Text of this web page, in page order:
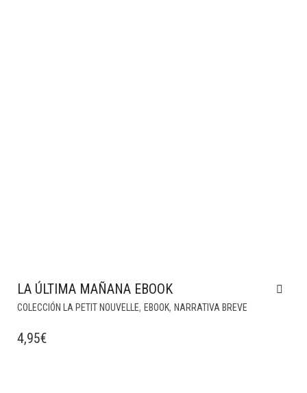
LA ÚLTIMA MAÑANA EBOOK
COLECCIÓN LA PETIT NOUVELLE, EBOOK, NARRATIVA BREVE
4,95€